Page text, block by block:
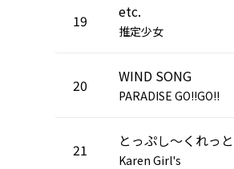
19 etc.
推定少女
20 WIND SONG
PARADISE GO!!GO!!
21 とっぷし～くれっと
Karen Girl's